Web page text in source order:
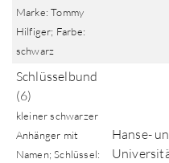
Marke: Tommy
Hilfiger; Farbe:
schwarz
Schlüsselbund
(6)
kleiner schwarzer
Anhänger mit
Namen; Schlüssel:
Hanse-